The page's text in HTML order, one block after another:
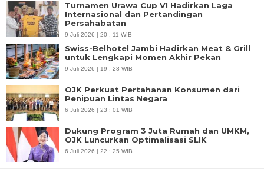
Turnamen Urawa Cup VI Hadirkan Laga
Internasional dan Pertandingan
Persahabatan
9 Juli 2026 | 20 : 11 WIB
Swiss-Belhotel Jambi Hadirkan Meat & Grill
untuk Lengkapi Momen Akhir Pekan
9 Juli 2026 | 19 : 28 WIB
OJK Perkuat Pertahanan Konsumen dari
Penipuan Lintas Negara
6 Juli 2026 | 23 : 01 WIB
Dukung Program 3 Juta Rumah dan UMKM,
OJK Luncurkan Optimalisasi SLIK
6 Juli 2026 | 22 : 25 WIB